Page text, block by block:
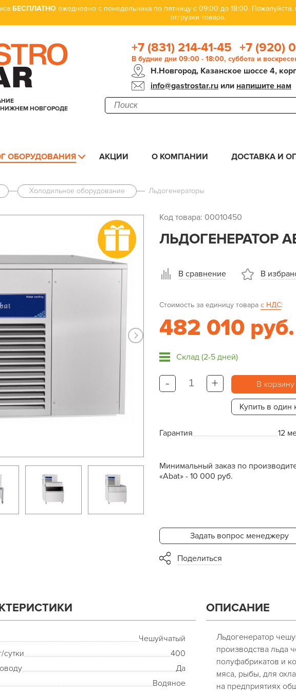
БЕСПЛАТНО ежедневно с понедельника по пятницу с 09:00 до 18:00.
отгрузки товара.
НОВГОРОДЕ
+7 (831) 214-41-45 +7 (920)
В будние дни 09:00 - 18:00, суббота и
Н.Новгород, Казанское шоссе 4,
info@gastrostar.ruили напишите нам
ОБОРУДОВАНИЯ АКЦИИ О КОМПАНИИ ДОСТАВКА И
Холодильное оборудование Льдогенераторы
Код товара: 00010450
ЛЬДОГЕНЕРАТОР
В сравнение В
Стоимость за единицу товара с НДС:
482 010 руб.
Склад (2-5 дней)
- + В корзину
Купить в один
Гарантия 12
Минимальный заказ по
«Abat» - 10 000 руб.
Задать вопрос менеджеру
Поделиться
Чешуйчатый
сутки
400
Да
Водяное
ОПИСАНИЕ
Льдогенератор
производства льда
полуфабрикатов и
мяса, рыбы, для
на предприятиях